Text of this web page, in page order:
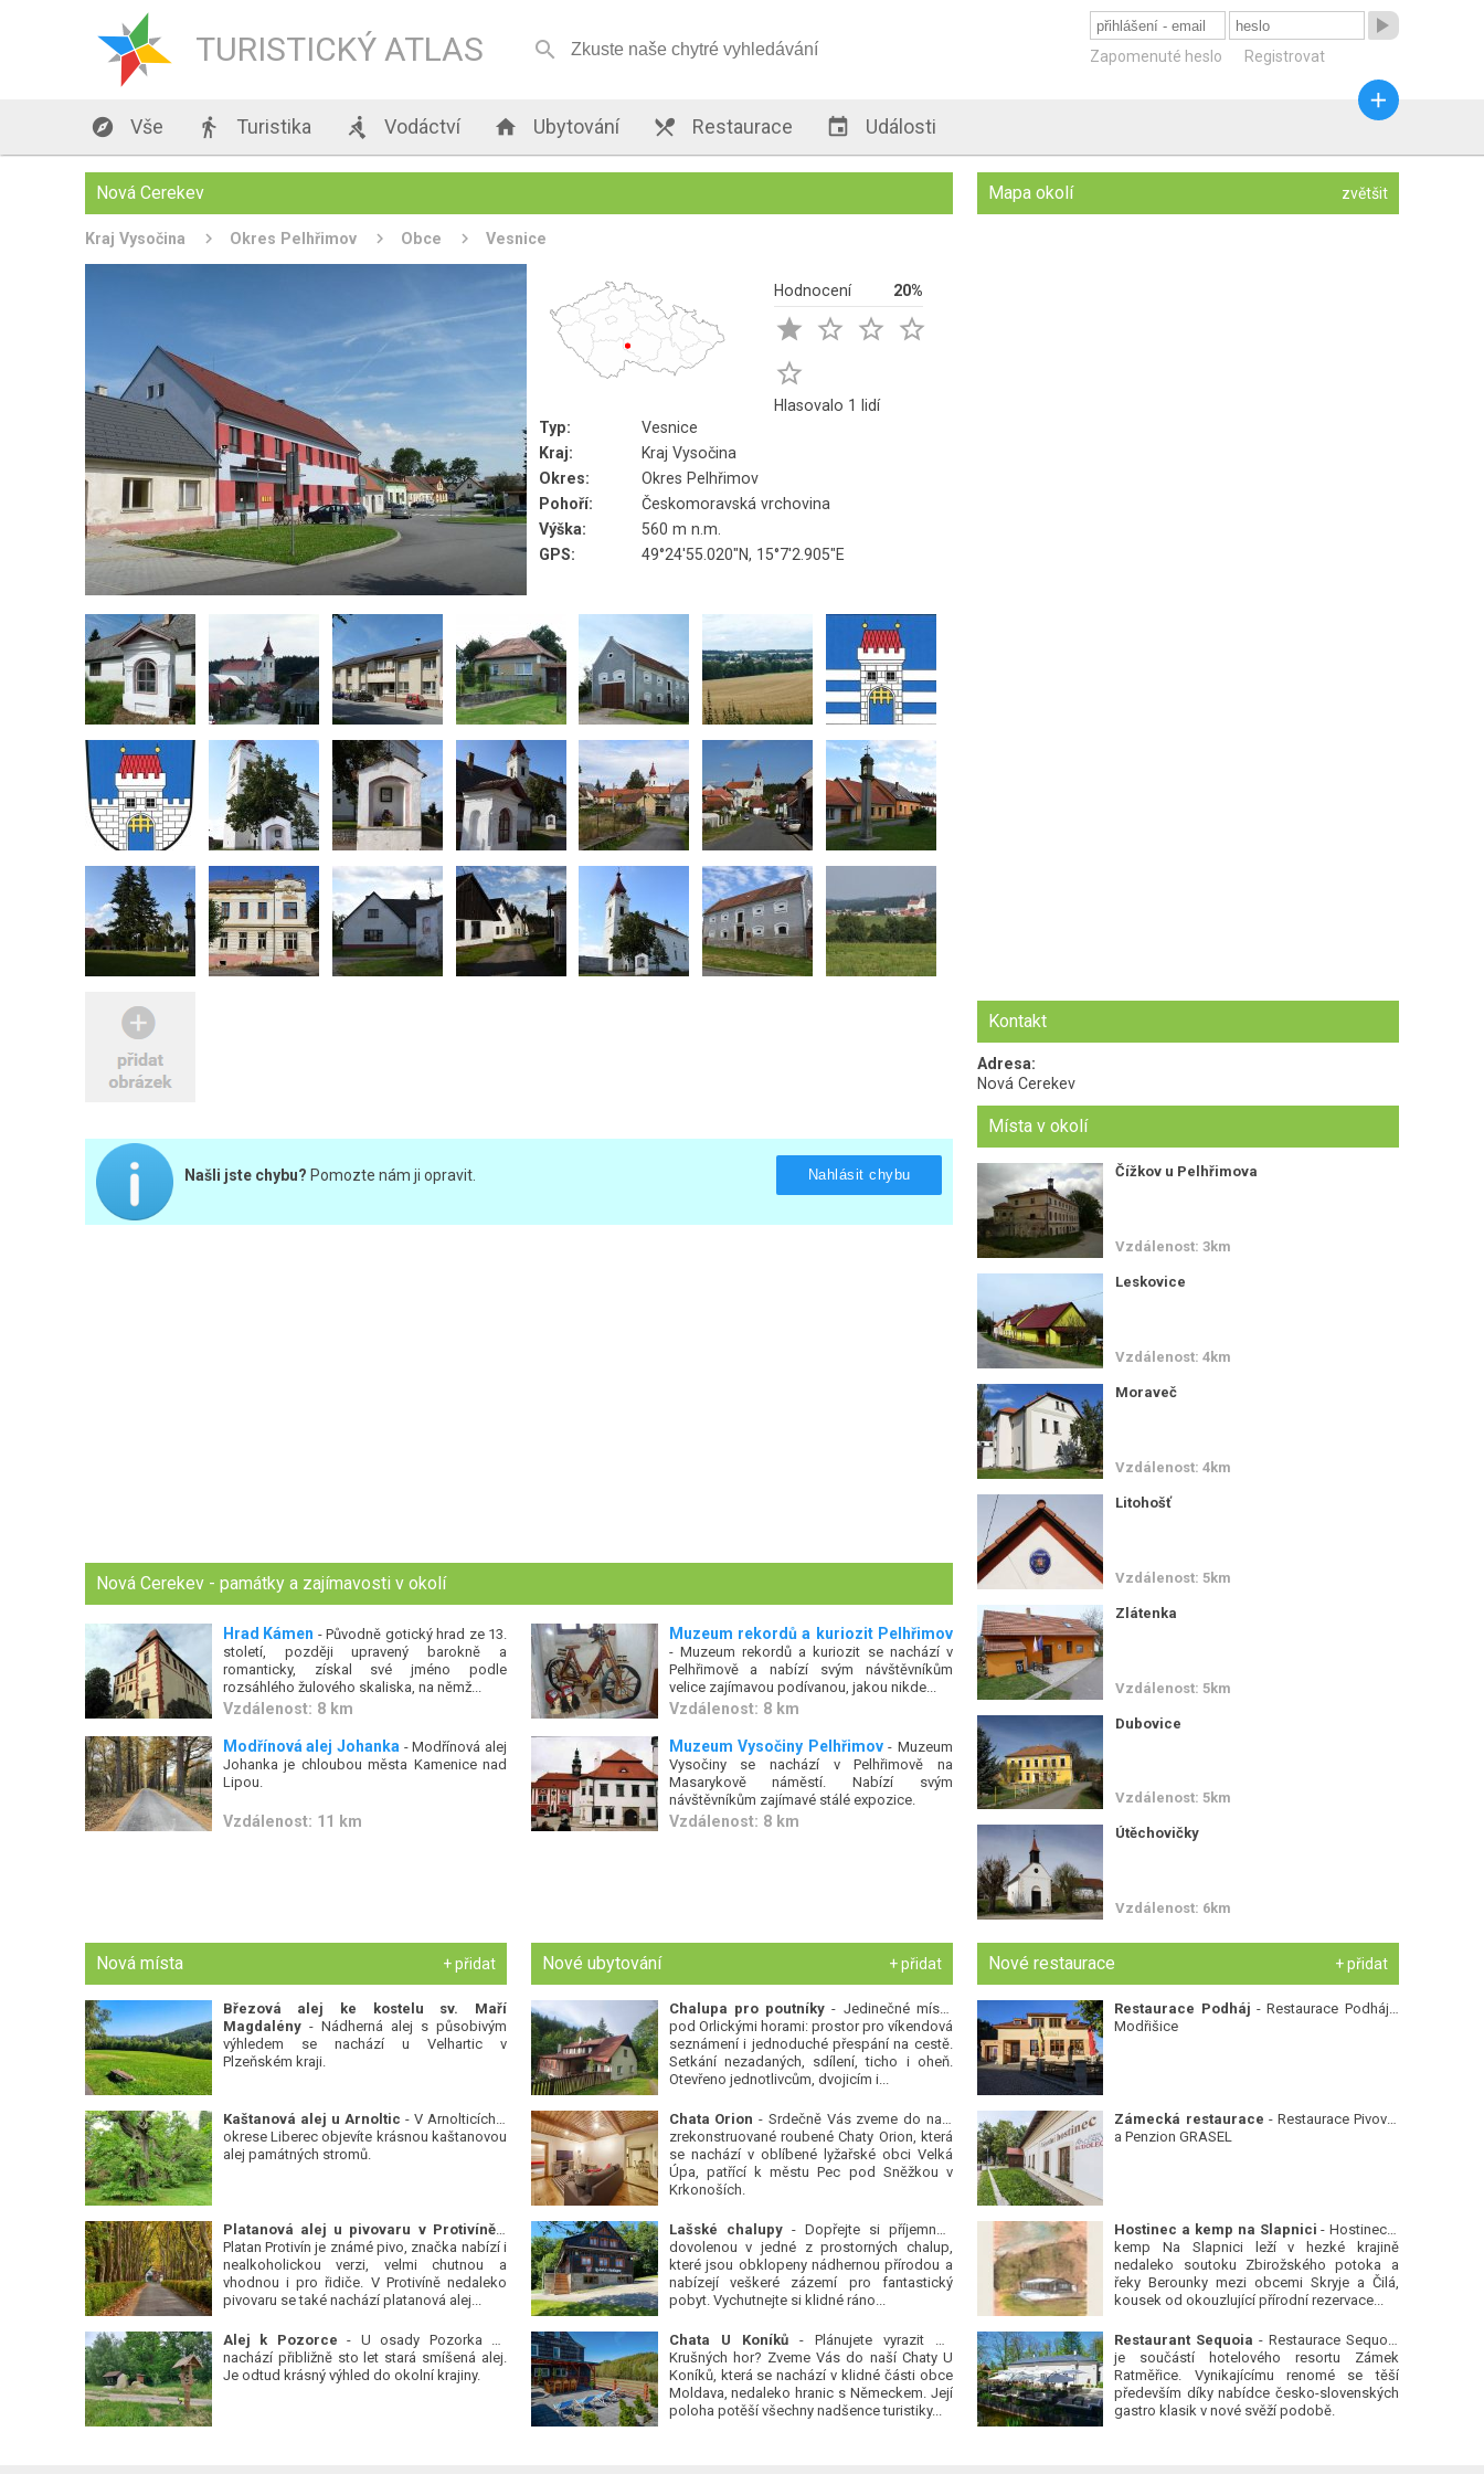
TURISTICKÝ ATLAS 

Zapomenuté heslo Registrovat
 Vše  Turistika  Vodáctví  Ubytování  Restaurace  Události

Nová Cerekev
Kraj Vysočina Okres Pelhřimov Obce Vesnice
Hodnocení 20%
   

Hlasovalo 1 lidí
Typ:
Vesnice
Kraj:
Kraj Vysočina
Okres:
Okres Pelhřimov
Pohoří:
Českomoravská vrchovina
Výška:
560 m n.m.
GPS:
49°24'55.020"N, 15°7'2.905"E
Našli jste chybu? Pomozte nám ji opravit. Nahlásit chybu
Nová Cerekev - památky a zajímavosti v okolí
Hrad Kámen - Původně gotický hrad ze 13.
století, později upravený barokně a
romanticky, získal své jméno podle
rozsáhlého žulového skaliska, na němž...
Vzdálenost: 8 km
Muzeum rekordů a kuriozit Pelhřimov
- Muzeum rekordů a kuriozit se nachází v
Pelhřimově a nabízí svým návštěvníkům
velice zajímavou podívanou, jakou nikde...
Vzdálenost: 8 km
Modřínová alej Johanka - Modřínová alej
Johanka je chloubou města Kamenice nad
Lipou.
Vzdálenost: 11 km
Muzeum Vysočiny Pelhřimov- Muzeum
Vysočiny se nachází v Pelhřimově na
Masarykově náměstí. Nabízí svým
návštěvníkům zajímavé stálé expozice.
Vzdálenost: 8 km
Mapa okolí zvětšit
Kontakt
Adresa:
Nová Cerekev
Místa v okolí
Čížkov u Pelhřimova
Vzdálenost: 3km
Leskovice
Vzdálenost: 4km
Moraveč
Vzdálenost: 4km
Litohošť
Vzdálenost: 5km
Zlátenka
Vzdálenost: 5km
Dubovice
Vzdálenost: 5km
Útěchovičky
Vzdálenost: 6km
Nová místa + přidat
Březová alej ke kostelu sv. Maří
Magdalény- Nádherná alej s působivým
výhledem se nachází u Velhartic v
Plzeňském kraji.
Kaštanová alej u Arnoltic - V Arnolticích v
okrese Liberec objevíte krásnou kaštanovou
alej památných stromů.
Platanová alej u pivovaru v Protivíně
-
Platan Protivín je známé pivo, značka nabízí i
nealkoholickou verzi, velmi chutnou a
vhodnou i pro řidiče. V Protivíně nedaleko
pivovaru se také nachází platanová alej...
Alej k Pozorce - U osady Pozorka se
nachází přibližně sto let stará smíšená alej.
Je odtud krásný výhled do okolní krajiny.
Nové ubytování + přidat
Chalupa pro poutníky - Jedinečné místo
pod Orlickými horami: prostor pro víkendová
seznámení i jednoduché přespání na cestě.
Setkání nezadaných, sdílení, ticho i oheň.
Otevřeno jednotlivcům, dvojicím i...
Chata Orion - Srdečně Vás zveme do naší
zrekonstruované roubené Chaty Orion, která
se nachází v oblíbené lyžařské obci Velká
Úpa, patřící k městu Pec pod Sněžkou v
Krkonoších.
Lašské chalupy- Dopřejte si příjemnou
dovolenou v jedné z prostorných chalup,
které jsou obklopeny nádhernou přírodou a
nabízejí veškeré zázemí pro fantastický
pobyt. Vychutnejte si klidné ráno...
Chata U Koníků- Plánujete vyrazit do
Krušných hor? Zveme Vás do naší Chaty U
Koníků, která se nachází v klidné části obce
Moldava, nedaleko hranic s Německem. Její
poloha potěší všechny nadšence turistiky...
Nové restaurace + přidat
Restaurace Podháj - Restaurace Podháj -
Modřišice
Zámecká restaurace - Restaurace Pivovar
a Penzion GRASEL
Hostinec a kemp na Slapnici - Hostinec a
kemp Na Slapnici leží v hezké krajině
nedaleko soutoku Zbirožského potoka a
řeky Berounky mezi obcemi Skryje a Čilá,
kousek od okouzlující přírodní rezervace...
Restaurant Sequoia - Restaurace Sequoia
je součástí hotelového resortu Zámek
Ratměřice. Vynikajícímu renomé se těší
především díky nabídce česko-slovenských
gastro klasik v nové svěží podobě.